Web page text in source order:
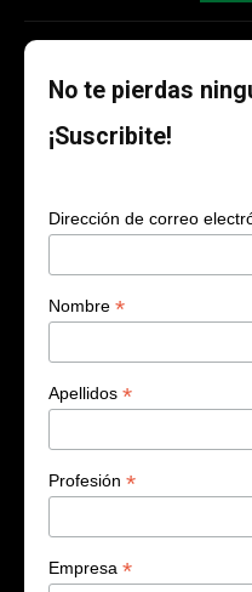
No te pierdas
¡Suscribite!
Dirección de correo
Nombre *
Apellidos *
Profesión *
Empresa *